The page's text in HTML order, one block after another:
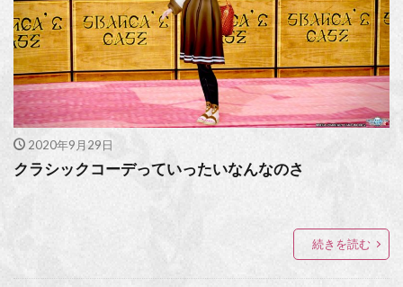
2020年9月29日
クラシックコーデっていったいなんなのさ
続きを読む